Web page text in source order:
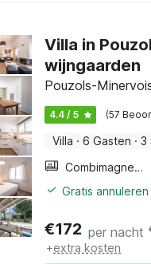
Villa in
wijngaarden
Pouzols-
4.4 / 5 (57
Villa · 6 Gasten · 3
Combimagnetron
Gratis
€172 per nacht
+extra kosten